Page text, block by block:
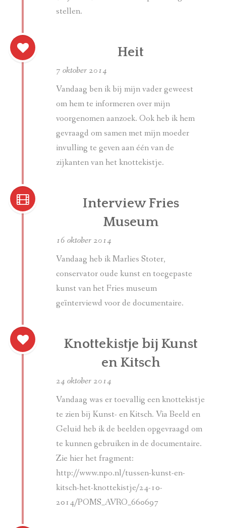
stellen.
Heit
7 oktober 2014
Vandaag ben ik bij mijn vader geweest
om hem te informeren over mijn
voorgenomen aanzoek. Ook heb ik hem
gevraagd om samen met mijn moeder
invulling te geven aan één van de
zijkanten van het knottekistje.
Interview Fries
Museum
16 oktober 2014
Vandaag heb ik Marlies Stoter,
conservator oude kunst en toegepaste
kunst van het Fries museum
geïnterviewd voor de documentaire.
Knottekistje bij Kunst
en Kitsch
24 oktober 2014
Vandaag was er toevallig een knottekistje
te zien bij Kunst- en Kitsch. Via Beeld en
Geluid heb ik de beelden opgevraagd om
te kunnen gebruiken in de documentaire.
Zie hier het fragment:
http://www.npo.nl/tussen-kunst-en-
kitsch-het-knottekistje/24-10-
2014/POMS_AVRO_660697